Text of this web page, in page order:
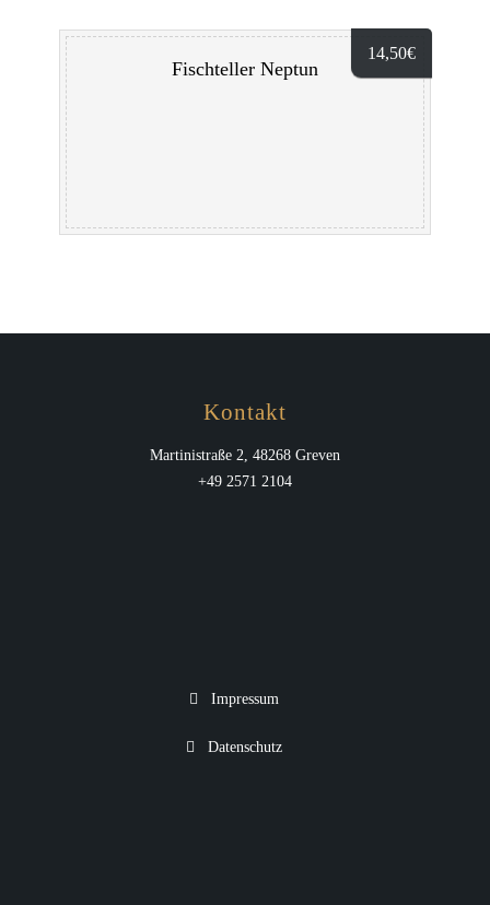
14,50€
Fischteller Neptun
Kontakt
Martinistraße 2, 48268 Greven
+49 2571 2104
Impressum
Datenschutz